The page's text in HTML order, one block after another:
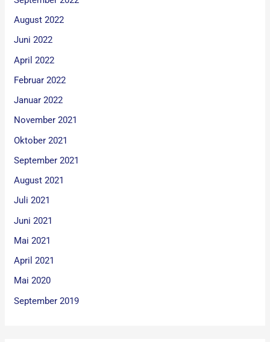
August 2022
Juni 2022
April 2022
Februar 2022
Januar 2022
November 2021
Oktober 2021
September 2021
August 2021
Juli 2021
Juni 2021
Mai 2021
April 2021
Mai 2020
September 2019